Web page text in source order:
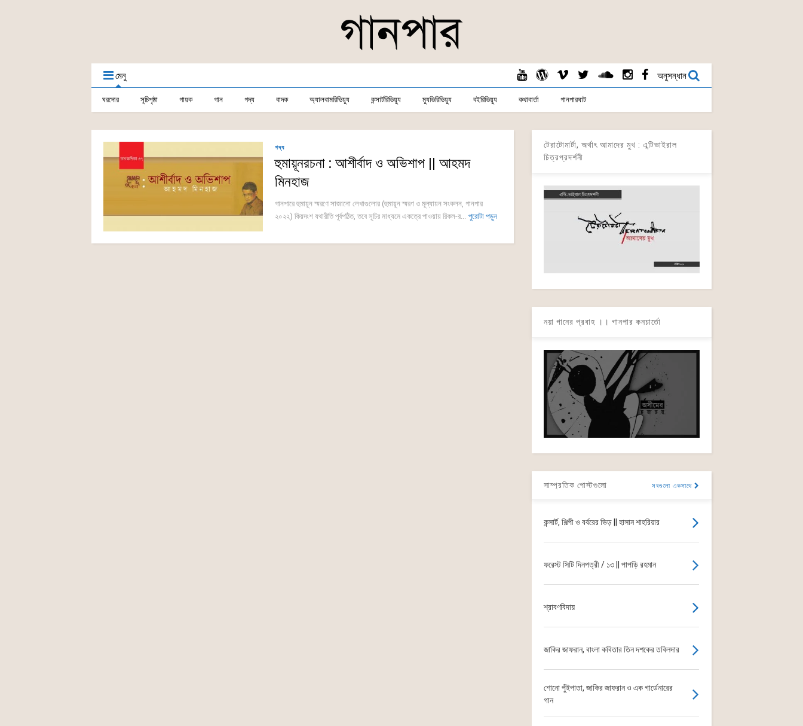
মেনু অনুসন্ধান
ঘরদোর সূচিপৃষ্ঠা গায়ক গান গদ্য বাদক অ্যালবামরিভিয়্যু কন্সার্টরিভিয়্যু ম্যুভিরিভিয়্যু বইরিভিয়্যু কথাবার্তা গানপারঘাট
গদ্য
হুমায়ূনরচনা : আশীর্বাদ ও অভিশাপ || আহমদ
মিনহাজ
গানপারে হুমায়ূন স্মরণে সাজানো লেখাগুলোর (হুমায়ূন স্মরণ ও মূল্যায়ন সংকলন, গানপার
২০২২) কিয়দংশ যথারীতি পূর্বপঠিত, তবে সূচির মাধ্যমে একত্রে পাওয়ায় রিকল-র... পুরোটা পড়ুন
টেরাটোমার্টা, অর্থাৎ আমাদের মুখ : এন্টিভাইরাল
চিত্রপ্রদর্শনী
নয়া গানের প্রবাহ ।। গানপার কনচার্তো
সাম্প্রতিক পোস্টগুলো সবগুলো একসাথে
কন্সার্ট, শিল্পী ও বর্বরের ভিড় || হাসান শাহরিয়ার
ফরেস্ট সিটি দিনপত্রী / ১৩ || পাপড়ি রহমান
শ্রাবণবিদায়
জাকির জাফরান, বাংলা কবিতার তিন দশকের তবিলদার
শোনো পুঁইপাতা, জাকির জাফরান ও এক গার্ডেনারের
গান